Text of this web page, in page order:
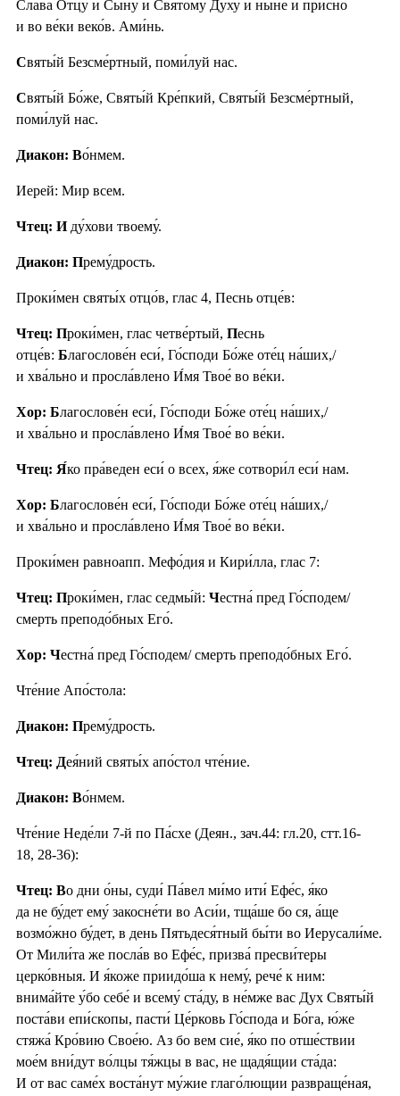
Сла́ва Отцу́ и Сы́ну и Свято́му Ду́ху и ны́не и при́сно
и во ве́ки веко́в. Ами́нь.
Святы́й Безсме́ртный, поми́луй нас.
Святы́й Бо́же, Святы́й Кре́пкий, Святы́й Безсме́ртный,
поми́луй нас.
Диакон: Во́нмем.
Иерей: Мир всем.
Чтец: Иду́хови твоему́.
Диакон: Прему́дрость.
Проки́мен святы́х отцо́в, глас 4, Песнь отце́в:
Чтец: Проки́мен, глас четве́ртый, Песнь
отце́в: Благослове́н еси́, Го́споди Бо́же оте́ц на́ших,/
и хва́льно и просла́влено И́мя Твое́ во ве́ки.
Хор: Благослове́н еси́, Го́споди Бо́же оте́ц на́ших,/
и хва́льно и просла́влено И́мя Твое́ во ве́ки.
Чтец: Я́ко пра́веден еси́ о всех, я́же сотвори́л еси́ нам.
Хор: Благослове́н еси́, Го́споди Бо́же оте́ц на́ших,/
и хва́льно и просла́влено И́мя Твое́ во ве́ки.
Проки́мен равноапп. Мефо́дия и Кири́лла, глас 7:
Чтец: Проки́мен, глас седмы́й: Честна́ пред Го́сподем/
смерть преподо́бных Его́.
Хор: Честна́ пред Го́сподем/ смерть преподо́бных Его́.
Чте́ние Апо́стола:
Диакон: Прему́дрость.
Чтец: Дея́ний святы́х апо́стол чте́ние.
Диакон: Во́нмем.
Чте́ние Неде́ли 7-й по Па́схе (Деян., зач.44: гл.20, стт.16-
18, 28-36):
Чтец: Во дни о́ны, суди́ Па́вел ми́мо ити́ Ефе́с, я́ко
да не бу́дет ему́ закосне́ти во Аси́и, тща́ше бо ся, а́ще
возмо́жно бу́дет, в день Пятьдеся́тный бы́ти во Иерусали́ме.
От Мили́та же посла́в во Ефе́с, призва́ пресви́теры
церко́вныя. И я́коже приидо́ша к нему́, рече́ к ним:
внима́йте у́бо себе́ и всему́ ста́ду, в не́мже вас Дух Святы́й
поста́ви епи́скопы, пасти́ Це́рковь Го́спода и Бо́га, ю́же
стяжа́ Кро́вию Свое́ю. Аз бо вем сие́, я́ко по отше́ствии
мое́м вни́дут во́лцы тя́жцы в вас, не щадя́щии ста́да:
И от вас саме́х воста́нут му́жие глаго́лющии развраще́ная,